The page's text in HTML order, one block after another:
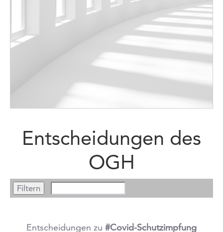
Entscheidungen des
OGH
Entscheidungen zu #Covid-Schutzimpfung